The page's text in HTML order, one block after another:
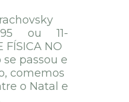
ou 11-
FÍSICA NO
passou e
comemos
o Natal e